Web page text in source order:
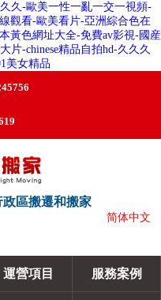
久-歐美一性一亂一交一視頻-
觀看-歐美看片-亞洲綜合色在
黃色網址大全-免費av影視-國産
片-chinese精品自拍hd-久久久
美女精品
區搬遷和搬家
简体中文
運營項目 服務案例